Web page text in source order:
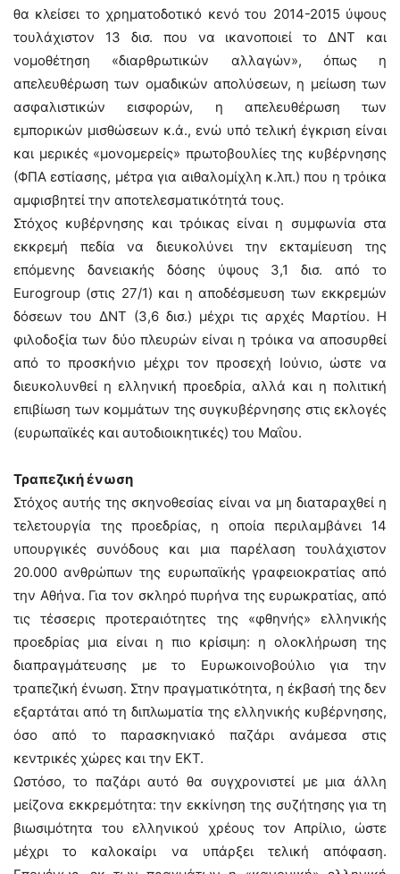
θα κλείσει το χρηματοδοτικό κενό του 2014-2015 ύψους
τουλάχιστον 13 δισ. που να ικανοποιεί το ΔΝΤ και
νομοθέτηση «διαρθρωτικών αλλαγών», όπως η
απελευθέρωση των ομαδικών απολύσεων, η μείωση των
ασφαλιστικών εισφορών, η απελευθέρωση των
εμπορικών μισθώσεων κ.ά., ενώ υπό τελική έγκριση είναι
και μερικές «μονομερείς» πρωτοβουλίες της κυβέρνησης
(ΦΠΑ εστίασης, μέτρα για αιθαλομίχλη κ.λπ.) που η τρόικα
αμφισβητεί την αποτελεσματικότητά τους.
Στόχος κυβέρνησης και τρόικας είναι η συμφωνία στα
εκκρεμή πεδία να διευκολύνει την εκταμίευση της
επόμενης δανειακής δόσης ύψους 3,1 δισ. από το
Eurogroup (στις 27/1) και η αποδέσμευση των εκκρεμών
δόσεων του ΔΝΤ (3,6 δισ.) μέχρι τις αρχές Μαρτίου. Η
φιλοδοξία των δύο πλευρών είναι η τρόικα να αποσυρθεί
από το προσκήνιο μέχρι τον προσεχή Ιούνιο, ώστε να
διευκολυνθεί η ελληνική προεδρία, αλλά και η πολιτική
επιβίωση των κομμάτων της συγκυβέρνησης στις εκλογές
(ευρωπαϊκές και αυτοδιοικητικές) του Μαΐου.
Τραπεζική ένωση
Στόχος αυτής της σκηνοθεσίας είναι να μη διαταραχθεί η
τελετουργία της προεδρίας, η οποία περιλαμβάνει 14
υπουργικές συνόδους και μια παρέλαση τουλάχιστον
20.000 ανθρώπων της ευρωπαϊκής γραφειοκρατίας από
την Αθήνα. Για τον σκληρό πυρήνα της ευρωκρατίας, από
τις τέσσερις προτεραιότητες της «φθηνής» ελληνικής
προεδρίας μια είναι η πιο κρίσιμη: η ολοκλήρωση της
διαπραγμάτευσης με το Ευρωκοινοβούλιο για την
τραπεζική ένωση. Στην πραγματικότητα, η έκβασή της δεν
εξαρτάται από τη διπλωματία της ελληνικής κυβέρνησης,
όσο από το παρασκηνιακό παζάρι ανάμεσα στις
κεντρικές χώρες και την ΕΚΤ.
Ωστόσο, το παζάρι αυτό θα συγχρονιστεί με μια άλλη
μείζονα εκκρεμότητα: την εκκίνηση της συζήτησης για τη
βιωσιμότητα του ελληνικού χρέους τον Απρίλιο, ώστε
μέχρι το καλοκαίρι να υπάρξει τελική απόφαση.